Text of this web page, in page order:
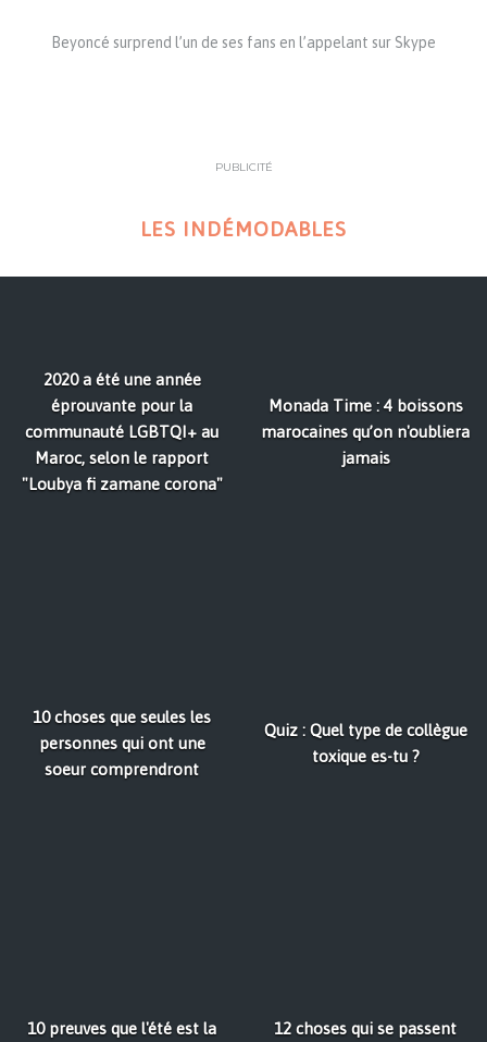
Beyoncé surprend l’un de ses fans en l’appelant sur Skype
PUBLICITÉ
LES INDÉMODABLES
2020 a été une année
éprouvante pour la
communauté LGBTQI+ au
Maroc, selon le rapport
"Loubya fi zamane corona"
Monada Time : 4 boissons
marocaines qu’on n'oubliera
jamais
10 choses que seules les
personnes qui ont une
soeur comprendront
Quiz : Quel type de collègue
toxique es-tu ?
10 preuves que l'été est la
12 choses qui se passent